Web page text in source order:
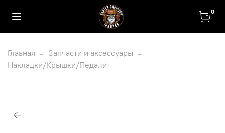
0
Главная
Запчасти и аксессуары
Накладки/Крышки/Педали